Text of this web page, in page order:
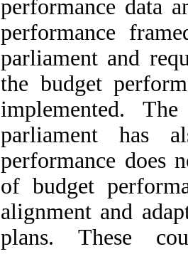
performance data
performance
parliament and
the budget
implemented.
parliament has
performance does
of budget
alignment and
plans. These